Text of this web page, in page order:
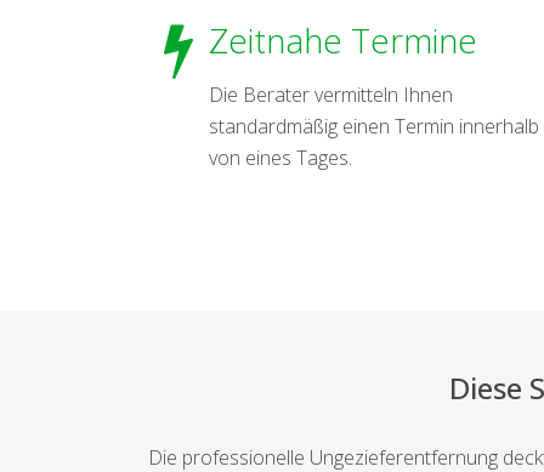
Zeitnahe Termine
Die Berater vermitteln Ihnen
standardmäßig einen Termin innerhalb
von eines Tages.
Diese
Die professionelle Ungezieferentfernung